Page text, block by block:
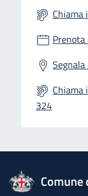
Chiama
Chiama
324
logo Unione Europea
Comune